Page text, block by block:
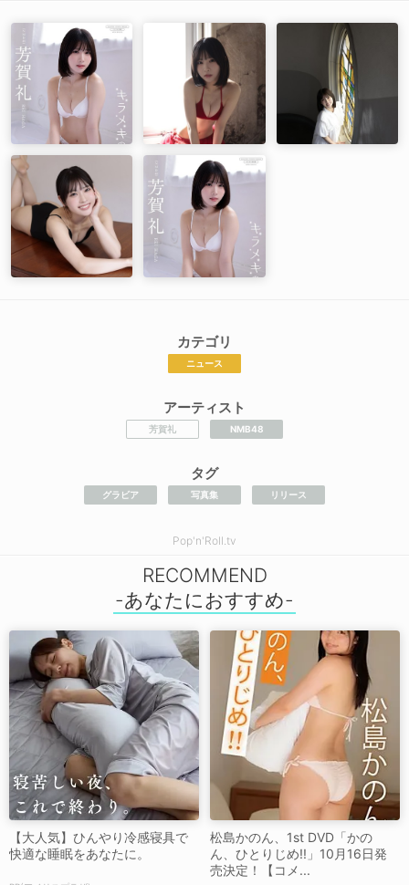
カテゴリ
ニュース
アーティスト
芳賀礼 NMB48
タグ
グラビア 写真集 リリース
Pop'n'Roll.tv
RECOMMEND
【大人気】ひんやり冷感寝具で
快適な睡眠をあなたに。
松島かのん、1st DVD「かの
ん、ひとりじめ!!」10月16日発
売決定！【コメ...